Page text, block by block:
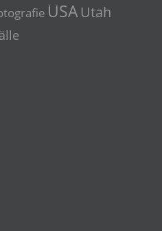
USAUtah